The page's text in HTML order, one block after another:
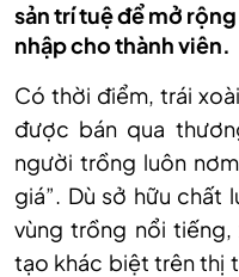
sản trí tuệ để mở
nhập cho thành viên.
Có thời điểm, trái
được bán qua
người trồng luôn
giá”. Dù sở hữu chất
vùng trồng nổi tiếng,
tạo khác biệt trên thị